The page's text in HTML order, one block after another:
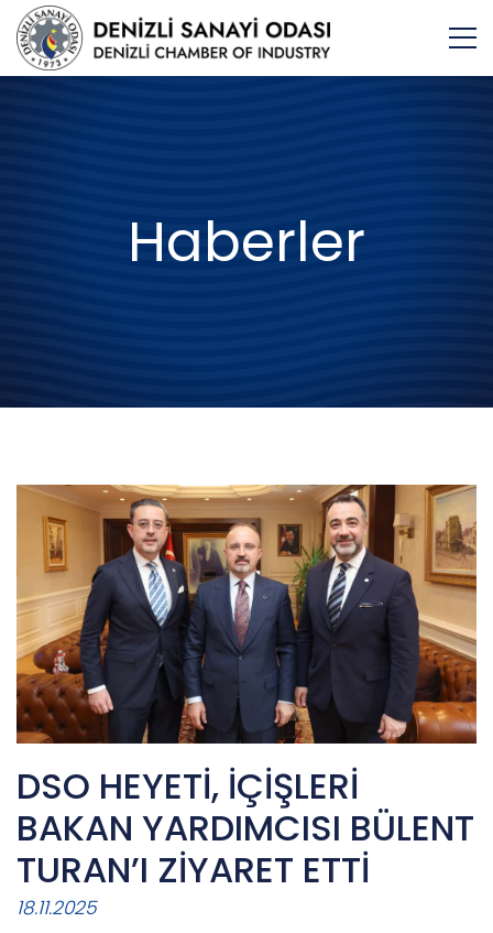
Haberler
DSO HEYETİ, İÇİŞLERİ
BAKAN YARDIMCISI BÜLENT
TURAN’I ZİYARET ETTİ
18.11.2025